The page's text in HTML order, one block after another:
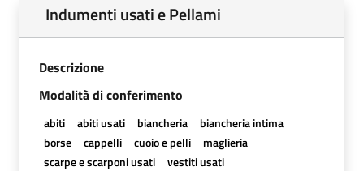
Indumenti usati e Pellami
Descrizione
Modalità di conferimento
abiti abiti usati biancheria
biancheria intima
borse
cappelli cuoio e pelli
maglieria
scarpe e scarponi usati
vestiti usati